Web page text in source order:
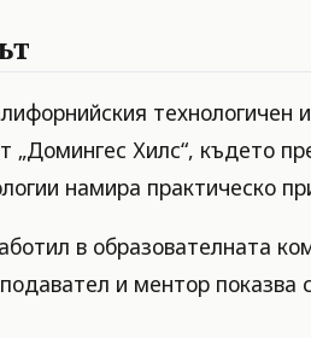
технологичен
Хилс“, където
намира практическо
в образователната
и ментор